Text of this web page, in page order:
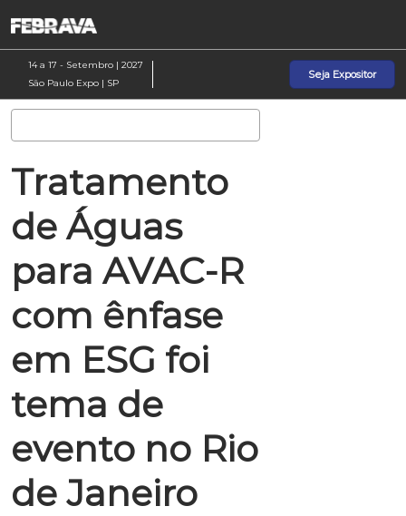
para
o
conteúdo
14 a 17 - Setembro | 2027
São Paulo Expo | SP
Seja Expositor
Tratamento
de Águas
para AVAC-R
com ênfase
em ESG foi
tema de
evento no Rio
de Janeiro